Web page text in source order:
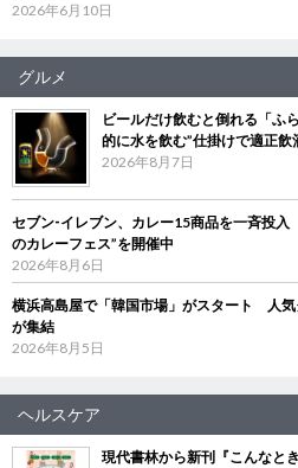
2026年6月10日
グルメ
ビールだけ飲むと倒れる「ふ
的に水を飲む”仕掛けで適正飲
2026年8月7日
セブン‐イレブン、カレー15商品を一斉投
のカレーフェス”を開催中
2026年8月6日
横浜高島屋で「韓国市場」がスタート 人
が集結
2026年8月5日
ヘルスケア
現代書林から新刊『こんな